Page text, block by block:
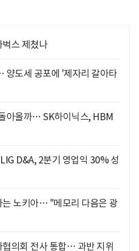
스 제쳤나
도세 공포에 '제자리 갈아타
아올까… SK하이닉스, HBM
D&A, 2분기 영업익 30% 성
는 노키아… "메모리 다음은 광
협의회 전사 통합… 과반 지위